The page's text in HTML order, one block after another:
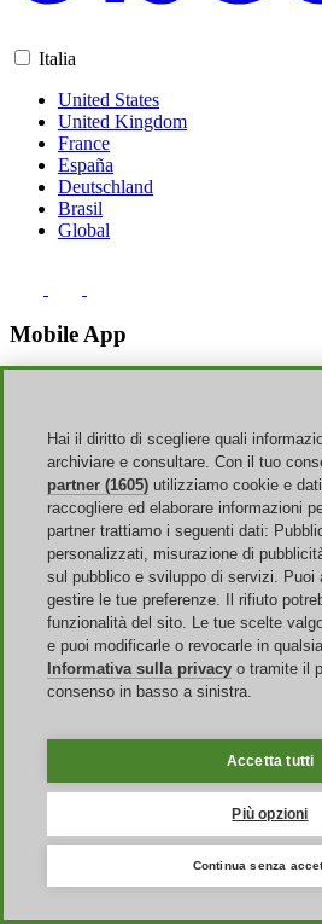
Italia
United States
United Kingdom
France
España
Deutschland
Brasil
Global
Mobile App
Sito Web
Chi siamo
Pubblicità
Discoup Rewards
Contatti
FAQ
T&C
Informazioni legali
Trasparenza
Team Discoup
Tutti i negozi
Guida agli sconti
Eventi
Hai il diritto di scegliere quali
archiviare e consultare. Con il tuo
partner (1605) utilizziamo cookie e
raccogliere ed elaborare informazioni
partner trattiamo i seguenti dati:
personalizzati, misurazione di
sul pubblico e sviluppo di servizi. Puoi
gestire le tue preferenze. Il rifiuto
funzionalità del sito. Le tue scelte
e puoi modificarle o revocarle in
Informativa sulla privacy o tramite il
consenso in basso a sinistra.
Accetta tutti
Più opzioni
Continua senza